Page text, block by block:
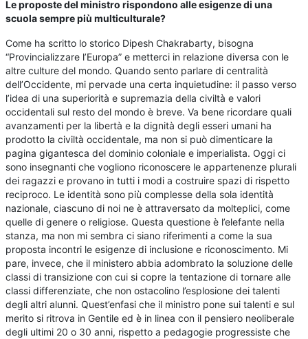
Le proposte del ministro rispondono alle esigenze di una
scuola sempre più multiculturale?
Come ha scritto lo storico Dipesh Chakrabarty, bisogna
“Provincializzare l’Europa” e metterci in relazione diversa con le
altre culture del mondo. Quando sento parlare di centralità
dell’Occidente, mi pervade una certa inquietudine: il passo verso
l’idea di una superiorità e supremazia della civiltà e valori
occidentali sul resto del mondo è breve. Va bene ricordare quali
avanzamenti per la libertà e la dignità degli esseri umani ha
prodotto la civiltà occidentale, ma non si può dimenticare la
pagina gigantesca del dominio coloniale e imperialista. Oggi ci
sono insegnanti che vogliono riconoscere le appartenenze plurali
dei ragazzi e provano in tutti i modi a costruire spazi di rispetto
reciproco. Le identità sono più complesse della sola identità
nazionale, ciascuno di noi ne è attraversato da molteplici, come
quelle di genere o religiose. Questa questione è l’elefante nella
stanza, ma non mi sembra ci siano riferimenti a come la sua
proposta incontri le esigenze di inclusione e riconoscimento. Mi
pare, invece, che il ministero abbia adombrato la soluzione delle
classi di transizione con cui si copre la tentazione di tornare alle
classi differenziate, che non ostacolino l’esplosione dei talenti
degli altri alunni. Quest’enfasi che il ministro pone sui talenti e sul
merito si ritrova in Gentile ed è in linea con il pensiero neoliberale
degli ultimi 20 o 30 anni, rispetto a pedagogie progressiste che